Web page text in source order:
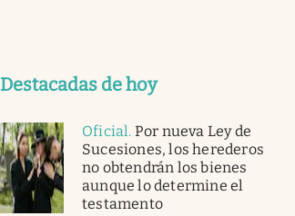
Destacadas de hoy
Oficial. Por nueva Ley de
Sucesiones, los herederos
no obtendrán los bienes
aunque lo determine el
testamento